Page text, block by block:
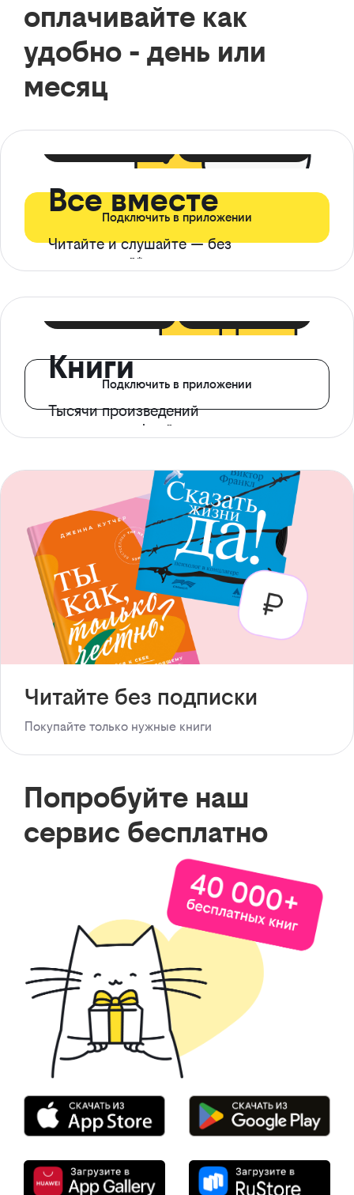
оплачивайте как
удобно - день или
месяц
Все вместе
Читайте и слушайте — без
ограничений*
Подключить в приложении
Книги
Тысячи произведений
с доступом офлайн
Подключить в приложении
Читайте без подписки
Покупайте только нужные книги
Попробуйте наш
сервис бесплатно